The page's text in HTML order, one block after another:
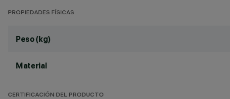
PROPIEDADES FÍSICAS
Peso (kg)
Material
CERTIFICACIÓN DEL PRODUCTO